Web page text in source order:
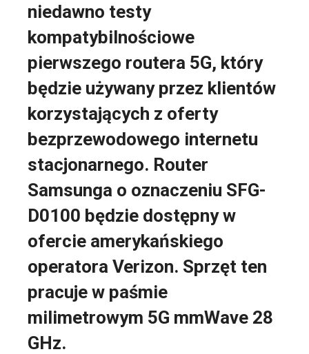
niedawno testy
kompatybilnościowe
pierwszego routera 5G, który
będzie używany przez klientów
korzystających z oferty
bezprzewodowego internetu
stacjonarnego. Router
Samsunga o oznaczeniu SFG-
D0100 będzie dostępny w
ofercie amerykańskiego
operatora Verizon. Sprzęt ten
pracuje w paśmie
milimetrowym 5G mmWave 28
GHz.